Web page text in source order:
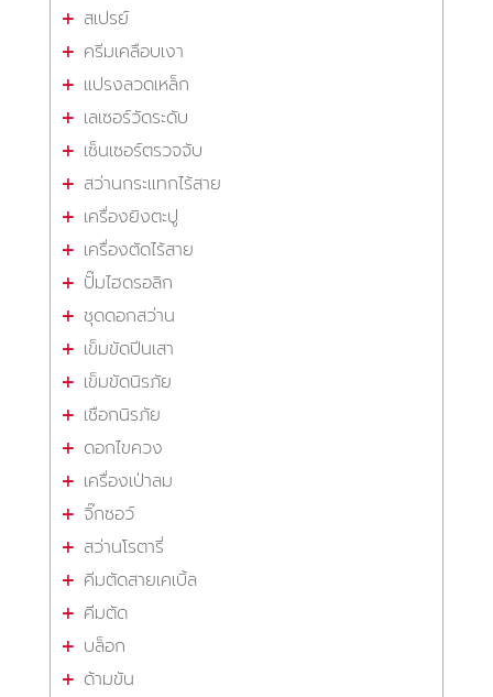
สเปรย์
ครีมเคลือบเงา
แปรงลวดเหล็ก
เลเซอร์วัดระดับ
เซ็นเซอร์ตรวจจับ
สว่านกระแทกไร้สาย
เครื่องยิงตะปู
เครื่องตัดไร้สาย
ปั๊มไฮดรอลิก
ชุดดอกสว่าน
เข็มขัดปีนเสา
เข็มขัดนิรภัย
เชือกนิรภัย
ดอกไขควง
เครื่องเป่าลม
จิ๊กซอว์
สว่านโรตารี่
คีมตัดสายเคเบิ้ล
คีมตัด
บล็อก
ด้ามขัน